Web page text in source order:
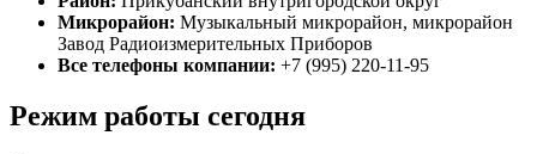
Микрорайон: Музыкальный микрорайон, микрорайон
Завод Радиоизмерительных Приборов
Все телефоны компании: +7 (995) 220-11-95
Режим работы сегодня